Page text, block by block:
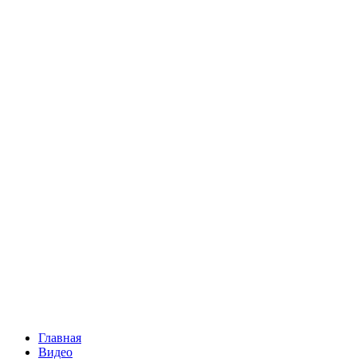
Главная
Видео